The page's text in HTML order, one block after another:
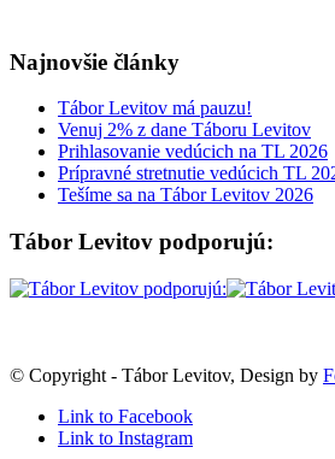
Najnovšie články
Tábor Levitov má pauzu!
Venuj 2% z dane Táboru Levitov
Prihlasovanie vedúcich na TL 2026
Prípravné stretnutie vedúcich TL
Tešíme sa na Tábor Levitov 2026
Tábor Levitov podporujú:
© Copyright - Tábor Levitov, Design by
Link to Facebook
Link to Instagram